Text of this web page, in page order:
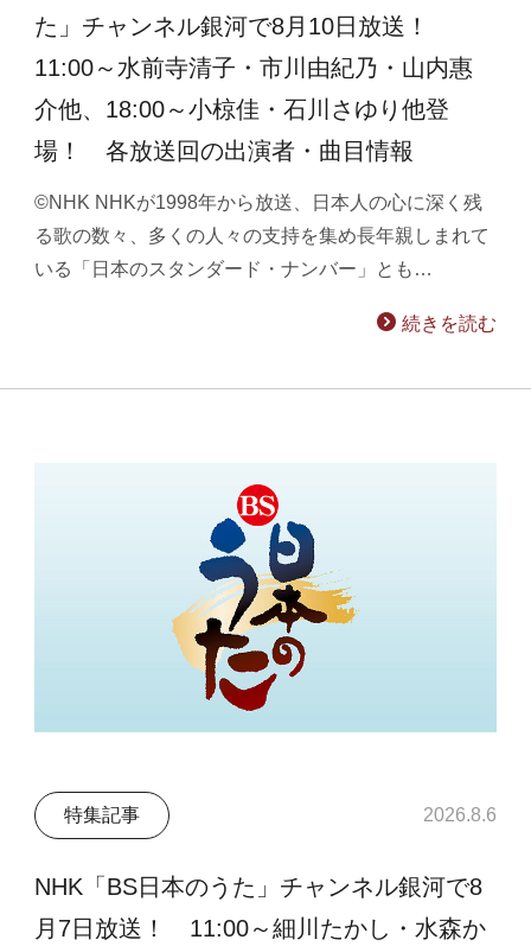
た」チャンネル銀河で8月10日放送！
11:00～水前寺清子・市川由紀乃・山内惠
介他、18:00～小椋佳・石川さゆり他登
場！ 各放送回の出演者・曲目情報
©NHK NHKが1998年から放送、日本人の心に深く残
る歌の数々、多くの人々の支持を集め長年親しまれて
いる「日本のスタンダード・ナンバー」とも…
続きを読む
特集記事 2026.8.6
NHK「BS日本のうた」チャンネル銀河で8
月7日放送！ 11:00～細川たかし・水森か